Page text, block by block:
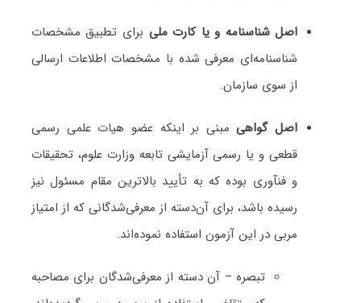
اصل شناسنامه و یا کارت ملی برای تطبیق مشخصات
شناسنامه‌ای معرفی شده با مشخصات اطلاعات ارسالی
از سوی سازمان.
اصل گواهیمبنی بر اینکه عضو هیات علمی رسمی
قطعی و یا رسمی آزمایشی تابعه وزارت علوم، تحقیقات
و فنآوری بوده که به تأیید بالاترین مقام مسئول نیز
رسیده باشد، برای آن‌دسته از معرفی‌شدگانی که از امتیاز
مربی در این آزمون استفاده نموده‌اند.
تبصره – آن ‌دسته از معرفی‌شدگان برای مصاحبه